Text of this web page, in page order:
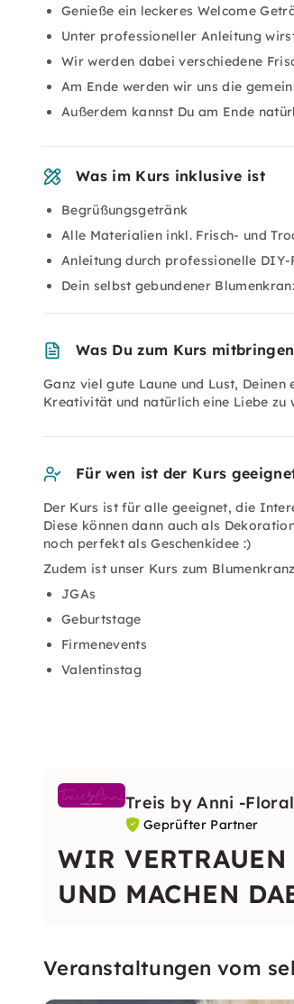
Genieße ein leckeres Welcome
Unter professioneller Anleitung
Wir werden dabei verschiedene
Am Ende werden wir uns die
Außerdem kannst Du am Ende
Was im Kurs inklusive ist
Begrüßungsgetränk
Alle Materialien inkl. Frisch- und
Anleitung durch professionelle
Dein selbst gebundener
Was Du zum Kurs
Ganz viel gute Laune und Lust,
Kreativität und natürlich eine Liebe zu
Für wen ist der Kurs
Der Kurs ist für alle geeignet, die
Diese können dann auch als
noch perfekt als Geschenkidee :)
Zudem ist unser Kurs zum
JGAs
Geburtstage
Firmenevents
Valentinstag
Treis by Anni -
Geprüfter Partner
WIR
UND MACHEN
Veranstaltungen vom